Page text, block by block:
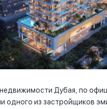
Дубая, по
одного из застройщиков